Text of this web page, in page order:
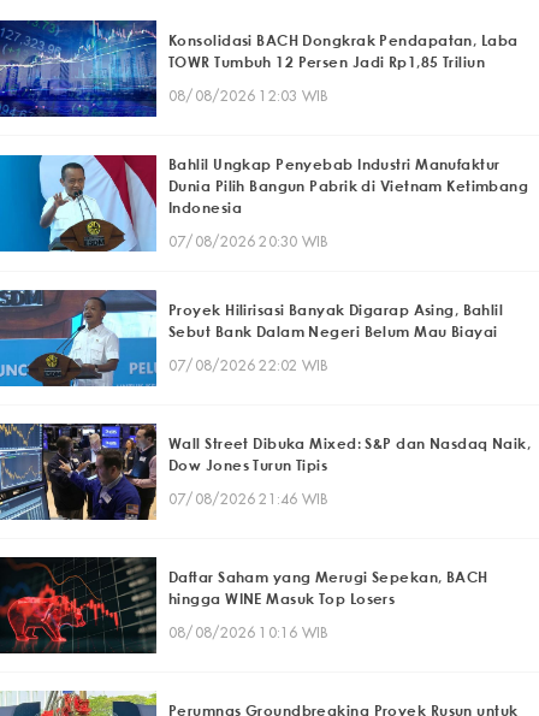
Konsolidasi BACH Dongkrak Pendapatan, Laba
TOWR Tumbuh 12 Persen Jadi Rp1,85 Triliun
08/08/2026 12:03 WIB
Bahlil Ungkap Penyebab Industri Manufaktur
Dunia Pilih Bangun Pabrik di Vietnam Ketimbang
Indonesia
07/08/2026 20:30 WIB
Proyek Hilirisasi Banyak Digarap Asing, Bahlil
Sebut Bank Dalam Negeri Belum Mau Biayai
07/08/2026 22:02 WIB
Wall Street Dibuka Mixed: S&P dan Nasdaq Naik,
Dow Jones Turun Tipis
07/08/2026 21:46 WIB
Daftar Saham yang Merugi Sepekan, BACH
hingga WINE Masuk Top Losers
08/08/2026 10:16 WIB
Perumnas Groundbreaking Proyek Rusun untuk